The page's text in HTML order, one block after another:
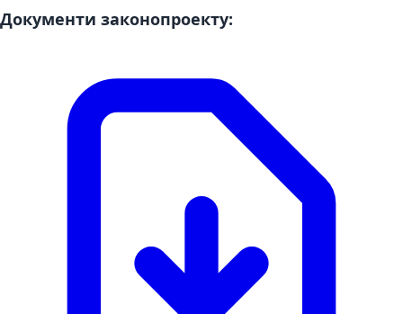
Документи законопроекту: